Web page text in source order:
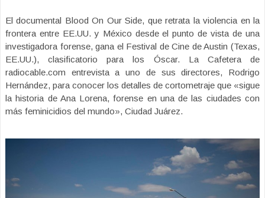
El documental Blood On Our Side, que retrata la violencia en la
frontera entre EE.UU. y México desde el punto de vista de una
investigadora forense, gana el Festival de Cine de Austin (Texas,
EE.UU.), clasificatorio para los Óscar. La Cafetera de
radiocable.com entrevista a uno de sus directores, Rodrigo
Hernández, para conocer los detalles de cortometraje que «sigue
la historia de Ana Lorena, forense en una de las ciudades con
más feminicidios del mundo», Ciudad Juárez.